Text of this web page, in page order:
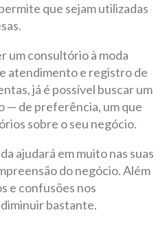
que sejam utilizadas
um consultório à moda
atendimento e registro de
já é possível buscar um
— de preferência, um que
sobre o seu negócio.
ajudará em muito nas suas
do negócio. Além
e confusões nos
bastante.